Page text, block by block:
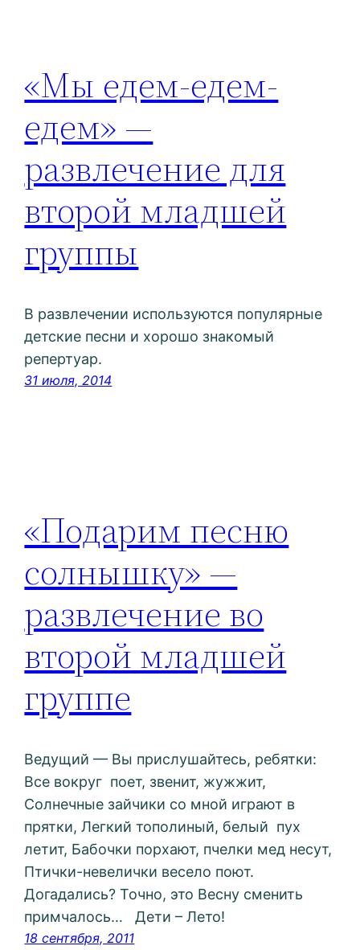
«Мы едем-едем-
едем» —
развлечение для
второй младшей
группы
В развлечении используются популярные
детские песни и хорошо знакомый
репертуар.
31 июля, 2014
«Подарим песню
солнышку» —
развлечение во
второй младшей
группе
Ведущий — Вы прислушайтесь, ребятки:
Все вокруг поет, звенит, жужжит,
Солнечные зайчики со мной играют в
прятки, Легкий тополиный, белый пух
летит, Бабочки порхают, пчелки мед несут,
Птички-невелички весело поют.
Догадались? Точно, это Весну сменить
примчалось… Дети – Лето!
18 сентября, 2011